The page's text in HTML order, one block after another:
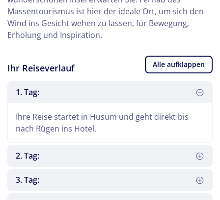
Massentourismus ist hier der ideale Ort, um sich den
Wind ins Gesicht wehen zu lassen, für Bewegung,
Erholung und Inspiration.
Ihr Reiseverlauf Alle aufklappen
1. Tag:
Ihre Reise startet in Husum und geht direkt bis
nach Rügen ins Hotel.
2. Tag:
3. Tag: